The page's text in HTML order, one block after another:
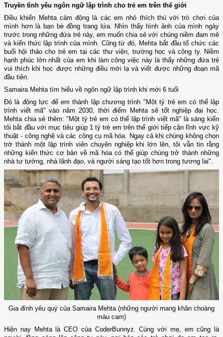
Truyền tình yêu ngôn ngữ lập trình cho trẻ em trên thế giới
Điều khiến Mehta cảm động là các em nhỏ thích thú với trò chơi của
mình hơn là bạn bè đồng trang lứa. Nhìn thấy hình ảnh của mình ngày
trước trong những đứa trẻ này, em muốn chia sẻ với chúng niềm đam mê
và kiến thức lập trình của mình. Cũng từ đó, Mehta bắt đầu tổ chức các
buổi hội thảo cho trẻ em tại các thư viện, trường học và công ty. Niềm
hạnh phúc lớn nhất của em khi làm công việc này là thấy những đứa trẻ
vui thích khi học được những điều mới lạ và viết được những đoạn mã
đầu tiên.
Samaira Mehta tìm hiểu về ngôn ngữ lập trình khi mới 6 tuổi
Đó là động lực để em thành lập chương trình "Một tỷ trẻ em có thể lập
trình viết mã" vào năm 2030, thời điểm Mehta sẽ tốt nghiệp đại học.
Mehta chia sẻ thêm: "Một tỷ trẻ em có thể lập trình viết mã" là sáng kiến
tôi bắt đầu với mục tiêu giúp 1 tỷ trẻ em trên thế giới tiếp cận lĩnh vực kỹ
thuật - công nghệ và các công cụ mã hóa. Ngay cả khi chúng không chọn
trở thành một lập trình viên chuyên nghiệp khi lớn lên, tôi vẫn tin rằng
những kiến thức cơ bản về mã hóa có thể giúp chúng trở thành những
nhà tư tưởng, nhà lãnh đạo, và người sáng tạo tốt hơn trong tương lai".
Gia đình yêu quý của Samaira Mehta (những người mang khăn choàng
màu cam)
Hiện nay Mehta là CEO của CoderBunnyz. Cùng với mẹ, em cũng là